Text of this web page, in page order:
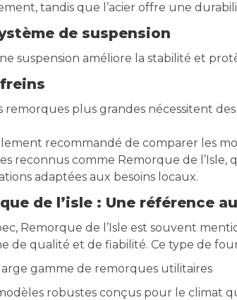
tandis que l’acier offre une
de suspension
suspension améliore la stabilité et
remorques plus grandes nécessitent
recommandé de comparer les
reconnus comme Remorque de
adaptées aux besoins locaux.
de l’isle : Une référence
Remorque de l’Isle est souvent
de qualité et de fiabilité. Ce type de
gamme de remorques utilitaires
robustes conçus pour le climat